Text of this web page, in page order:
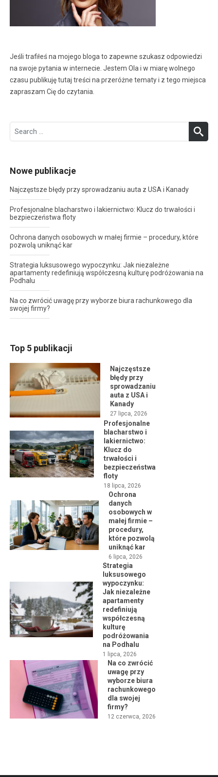
Jeśli trafiłeś na mojego bloga to zapewne szukasz odpowiedzi
na swoje pytania w internecie. Jestem Ola i w miarę wolnego
czasu publikuję tutaj treści na przeróżne tematy i z tego miejsca
zapraszam Cię do czytania.
Search
for:
Nowe publikacje
Najczęstsze błędy przy sprowadzaniu auta z USA i Kanady
Profesjonalne blacharstwo i lakiernictwo: Klucz do trwałości i
bezpieczeństwa floty
Ochrona danych osobowych w małej firmie – procedury, które
pozwolą uniknąć kar
Strategia luksusowego wypoczynku: Jak niezależne
apartamenty redefiniują współczesną kulturę podróżowania na
Podhalu
Na co zwrócić uwagę przy wyborze biura rachunkowego dla
swojej firmy?
Top 5 publikacji
Najczęstsze
błędy przy
sprowadzaniu
auta z USA i
Kanady
27 lipca, 2026
Profesjonalne
blacharstwo i
lakiernictwo:
Klucz do
trwałości i
bezpieczeństwa
floty
18 lipca, 2026
Ochrona
danych
osobowych w
małej firmie –
procedury,
które pozwolą
uniknąć kar
6 lipca, 2026
Strategia
luksusowego
wypoczynku:
Jak niezależne
apartamenty
redefiniują
współczesną
kulturę
podróżowania
na Podhalu
1 lipca, 2026
Na co zwrócić
uwagę przy
wyborze biura
rachunkowego
dla swojej
firmy?
12 czerwca, 2026